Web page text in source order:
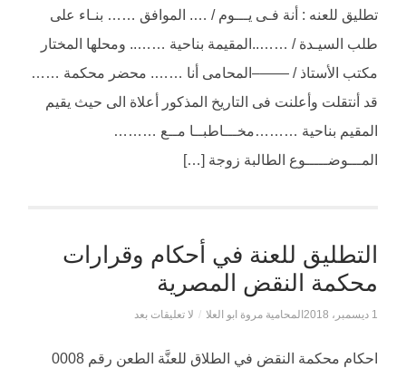
تطليق للعنه : أنة فـى يـــوم / …. الموافق …… بنـاء على
طلب السيـدة / ……..المقيمة بناحية …….. ومحلها المختار
مكتب الأستاذ / ——–المحامى أنا ……. محضر محكمة ……
قد أنتقلت وأعلنت فى التاريخ المذكور أعلاة الى حيث يقيم
المقيم بناحية ………مخـــاطبــا مــع ………
المـــوضـــــوع الطالبة زوجة […]
التطليق للعنة في أحكام وقرارات
محكمة النقض المصرية
1 ديسمبر، 2018 المحامية مروة ابو العلا / لا تعليقات بعد
احكام محكمة النقض في الطلاق للعنَّة الطعن رقم 0008